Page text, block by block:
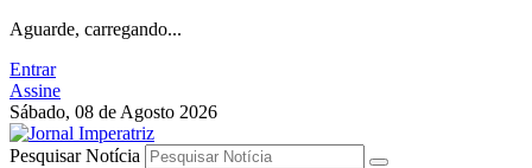
Aguarde, carregando...
Entrar
Assine
Sábado, 08 de Agosto 2026
Pesquisar Notícia